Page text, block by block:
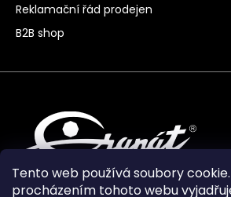
Tento web používá soubory
procházením tohoto webu
Reklamační řád prodejen
B2B shop